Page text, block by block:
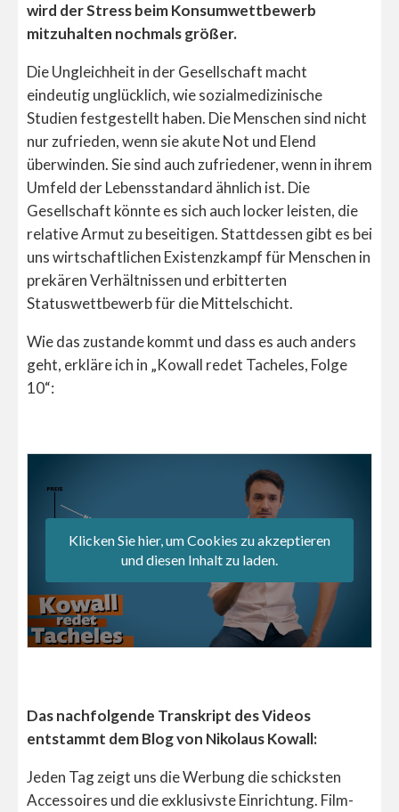
wird der Stress beim Konsumwettbewerb
mitzuhalten nochmals größer.
Die Ungleichheit in der Gesellschaft macht
eindeutig unglücklich, wie sozialmedizinische
Studien festgestellt haben. Die Menschen sind nicht
nur zufrieden, wenn sie akute Not und Elend
überwinden. Sie sind auch zufriedener, wenn in ihrem
Umfeld der Lebensstandard ähnlich ist. Die
Gesellschaft könnte es sich auch locker leisten, die
relative Armut zu beseitigen. Stattdessen gibt es bei
uns wirtschaftlichen Existenzkampf für Menschen in
prekären Verhältnissen und erbitterten
Statuswettbewerb für die Mittelschicht.
Wie das zustande kommt und dass es auch anders
geht, erkläre ich in „Kowall redet Tacheles, Folge
10“:
Klicken Sie hier, um Cookies zu akzeptieren
und diesen Inhalt zu laden.
Das nachfolgende Transkript des Videos
entstammt dem Blog von Nikolaus Kowall:
Jeden Tag zeigt uns die Werbung die schicksten
Accessoires und die exklusivste Einrichtung. Film-